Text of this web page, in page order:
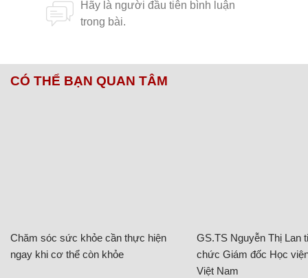
CÓ THỂ BẠN QUAN TÂM
Chăm sóc sức khỏe cần thực hiện
ngay khi cơ thể còn khỏe
GS.TS Nguyễn Thị Lan
chức Giám đốc Học
Việt Nam